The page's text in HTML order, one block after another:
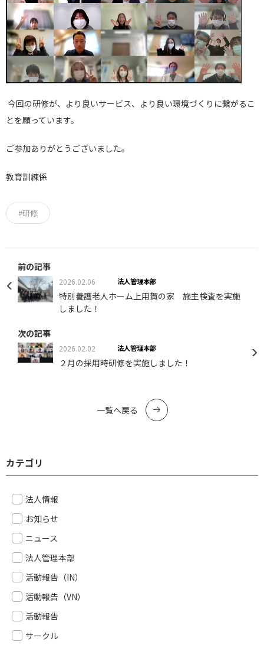
今回の研修が、より良いサービス、より良い環境づくりに繋がるこ
とを願っています。
ご参加ありがとうございました。
教育訓練係
#研修
前の記事
2026.02.06 法人管理本部
特別養護老人ホーム上用賀の家 施主検査を実施
しました！
次の記事
2026.02.02 法人管理本部
２月の採用時研修を実施しました！
一覧へ戻る
カテゴリ
法人情報
お知らせ
ニュース
法人管理本部
活動報告（IN）
活動報告（VN）
活動報告
サークル